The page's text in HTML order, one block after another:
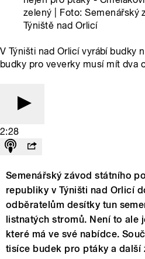
zelený | Foto: Semenářský
Týniště nad Orlicí
V Týništi nad Orlicí vyrábí budky
budky pro veverky musí mít dva
2:28
Semenářský závod státního
republiky v Týništi nad Orlicí
odběratelům desítky tun
listnatých stromů. Není to ale
které má ve své nabídce.
tisíce budek pro ptáky a další